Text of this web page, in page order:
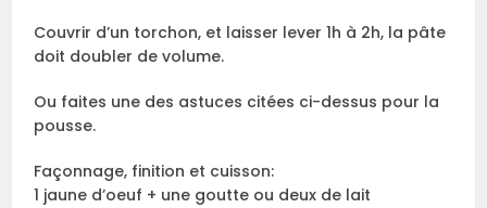
Couvrir d’un torchon, et laisser lever 1h à 2h, la pâte
doit doubler de volume.
Ou faites une des astuces citées ci-dessus pour la
pousse.
Façonnage, finition et cuisson:
1 jaune d’oeuf + une goutte ou deux de lait